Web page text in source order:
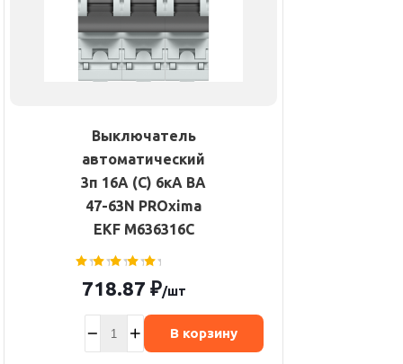
Выключатель
автоматический
3п 16А (C) 6кА ВА
47-63N PROxima
EKF M636316C
718.87 ₽/шт
В корзину